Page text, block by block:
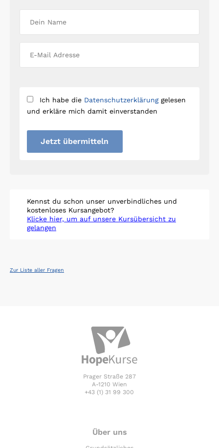
Ich habe die Datenschutzerklärunggelesen
und erkläre mich damit einverstanden
Jetzt übermitteln
Kennst du schon unser unverbindliches und
kostenloses Kursangebot?
Klicke hier, um auf unsere Kursübersicht zu
gelangen
Zur Liste aller Fragen
Prager Straße 287
A-1210 Wien
+43 (1) 31 99 300
Über uns